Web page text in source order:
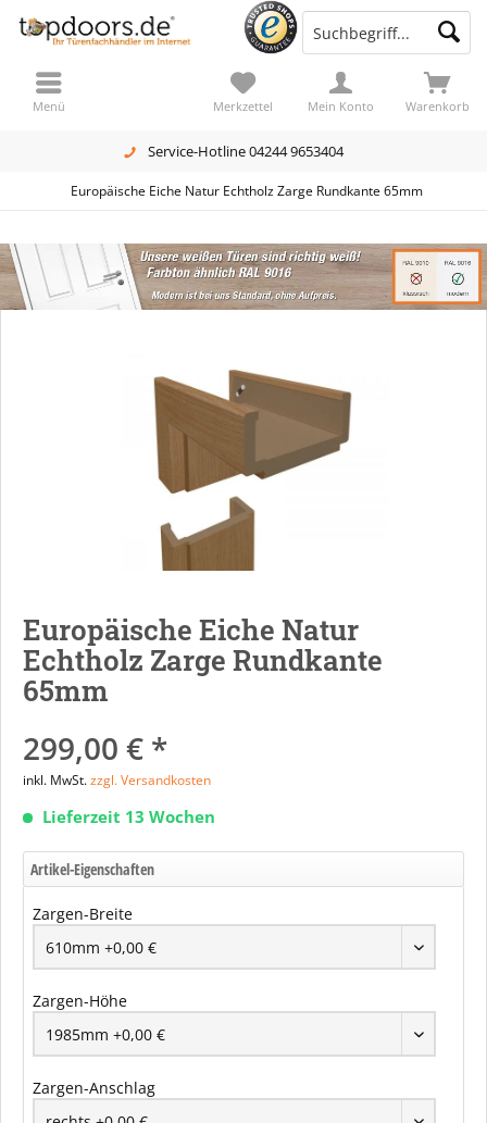
Service-Hotline 04244 9653404
Warenkorb
Merkzettel Mein Konto
Menü
Europäische Eiche Natur Echtholz Zarge Rundkante 65mm
Europäische Eiche Natur
Echtholz Zarge Rundkante
65mm
299,00 € *
inkl. MwSt.zzgl. Versandkosten
Lieferzeit 13 Wochen
Artikel-Eigenschaften
Zargen-Breite
Zargen-Höhe
Zargen-Anschlag